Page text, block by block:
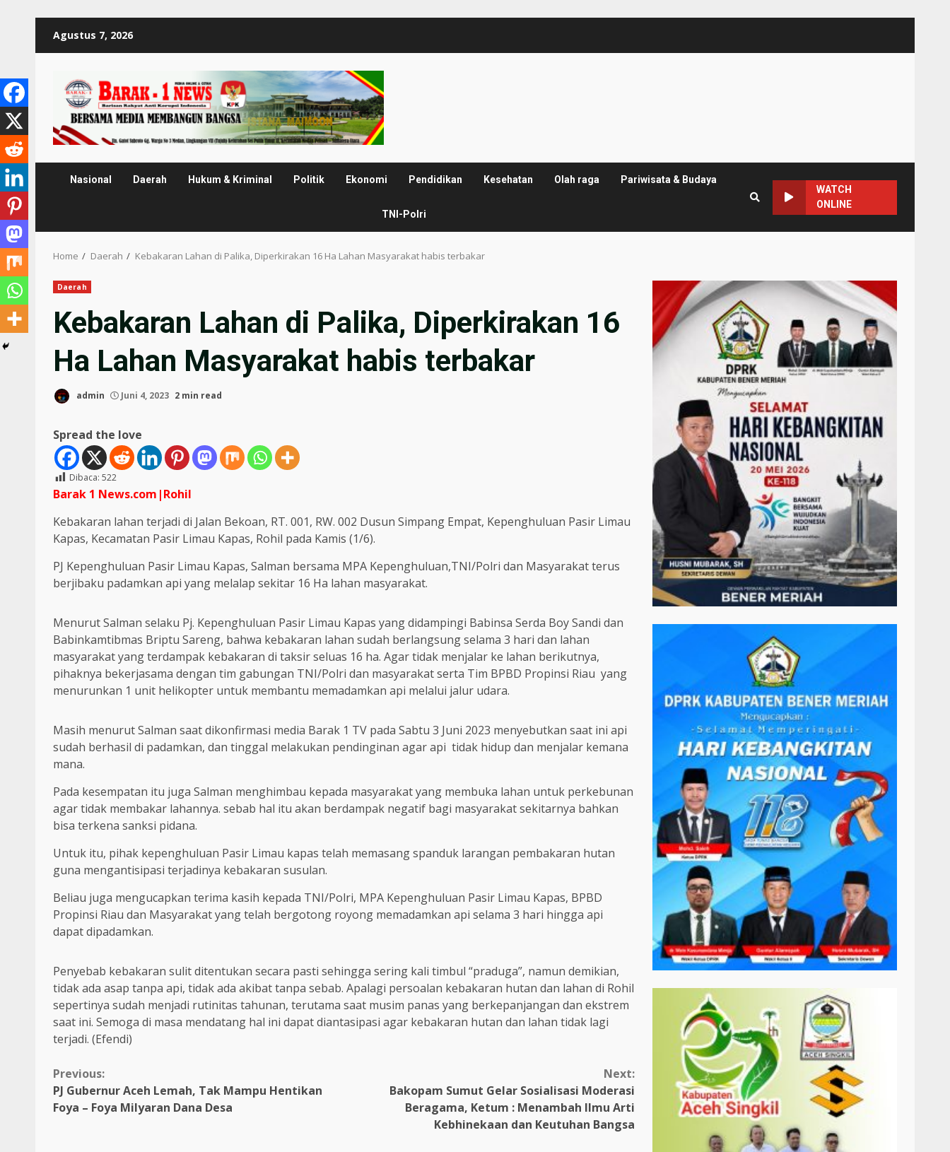
Agustus 7, 2026
Nasional Daerah Hukum & Kriminal Politik Ekonomi Pendidikan Kesehatan Olah raga Pariwisata & Budaya
TNI-Polri
WATCH
ONLINE
Home Daerah Kebakaran Lahan di Palika, Diperkirakan 16 Ha Lahan Masyarakat habis terbakar
Daerah
Kebakaran Lahan di Palika, Diperkirakan 16
Ha Lahan Masyarakat habis terbakar
admin Juni 4, 2023 2 min read
Spread the love
Dibaca: 522
Barak 1 News.com|Rohil
Kebakaran lahan terjadi di Jalan Bekoan, RT. 001, RW. 002 Dusun Simpang Empat, Kepenghuluan Pasir Limau
Kapas, Kecamatan Pasir Limau Kapas, Rohil pada Kamis (1/6).
PJ Kepenghuluan Pasir Limau Kapas, Salman bersama MPA Kepenghuluan,TNI/Polri dan Masyarakat terus
berjibaku padamkan api yang melalap sekitar 16 Ha lahan masyarakat.
Menurut Salman selaku Pj. Kepenghuluan Pasir Limau Kapas yang didampingi Babinsa Serda Boy Sandi dan
Babinkamtibmas Briptu Sareng, bahwa kebakaran lahan sudah berlangsung selama 3 hari dan lahan
masyarakat yang terdampak kebakaran di taksir seluas 16 ha. Agar tidak menjalar ke lahan berikutnya,
pihaknya bekerjasama dengan tim gabungan TNI/Polri dan masyarakat serta Tim BPBD Propinsi Riau yang
menurunkan 1 unit helikopter untuk membantu memadamkan api melalui jalur udara.
Masih menurut Salman saat dikonfirmasi media Barak 1 TV pada Sabtu 3 Juni 2023 menyebutkan saat ini api
sudah berhasil di padamkan, dan tinggal melakukan pendinginan agar api tidak hidup dan menjalar kemana
mana.
Pada kesempatan itu juga Salman menghimbau kepada masyarakat yang membuka lahan untuk perkebunan
agar tidak membakar lahannya. sebab hal itu akan berdampak negatif bagi masyarakat sekitarnya bahkan
bisa terkena sanksi pidana.
Untuk itu, pihak kepenghuluan Pasir Limau kapas telah memasang spanduk larangan pembakaran hutan
guna mengantisipasi terjadinya kebakaran susulan.
Beliau juga mengucapkan terima kasih kepada TNI/Polri, MPA Kepenghuluan Pasir Limau Kapas, BPBD
Propinsi Riau dan Masyarakat yang telah bergotong royong memadamkan api selama 3 hari hingga api
dapat dipadamkan.
Penyebab kebakaran sulit ditentukan secara pasti sehingga sering kali timbul “praduga”, namun demikian,
tidak ada asap tanpa api, tidak ada akibat tanpa sebab. Apalagi persoalan kebakaran hutan dan lahan di Rohil
sepertinya sudah menjadi rutinitas tahunan, terutama saat musim panas yang berkepanjangan dan ekstrem
saat ini. Semoga di masa mendatang hal ini dapat diantasipasi agar kebakaran hutan dan lahan tidak lagi
terjadi. (Efendi)
Continue
Reading
Previous:
PJ Gubernur Aceh Lemah, Tak Mampu Hentikan
Foya – Foya Milyaran Dana Desa
Next:
Bakopam Sumut Gelar Sosialisasi Moderasi
Beragama, Ketum : Menambah Ilmu Arti
Kebhinekaan dan Keutuhan Bangsa